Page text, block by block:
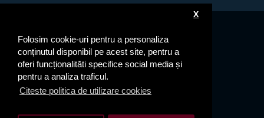
Folosim cookie-uri pentru a personaliza
conținutul disponibil pe acest site, pentru a
oferi funcționalităti specifice social media și
pentru a analiza traficul.
Citeste politica de utilizare cookies
X